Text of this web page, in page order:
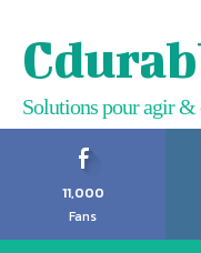
Solutions pour agir &
11,000
Fans